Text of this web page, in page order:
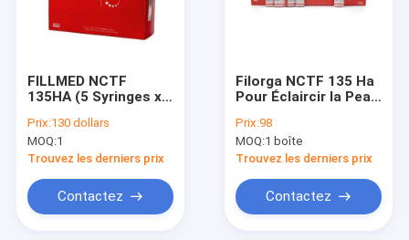
FILLMED NCTF
135HA (5 Syringes x
Prix:130 dollars
MOQ:1
Trouvez les derniers prix
Contactez
Filorga NCTF 135 Ha
Pour Éclaircir la Peau
Prix:98
MOQ:1 boîte
Trouvez les derniers prix
Contactez